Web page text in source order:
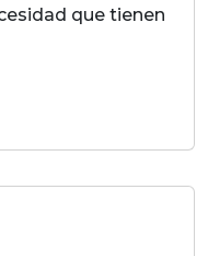
que tienen